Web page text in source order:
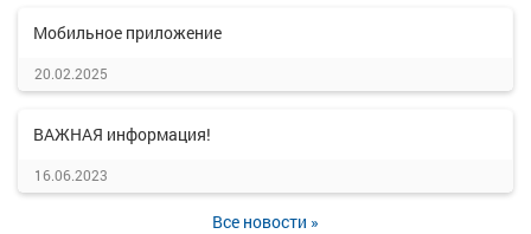
Мобильное приложение
20.02.2025
ВАЖНАЯ информация!
16.06.2023
Все новости »